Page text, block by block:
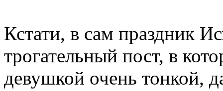
Кстати, в сам праздник
трогательный пост, в
девушкой очень тонкой,